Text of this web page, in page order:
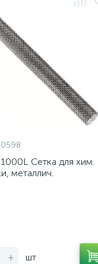
Сетка для хим.
металлич.
+ шт